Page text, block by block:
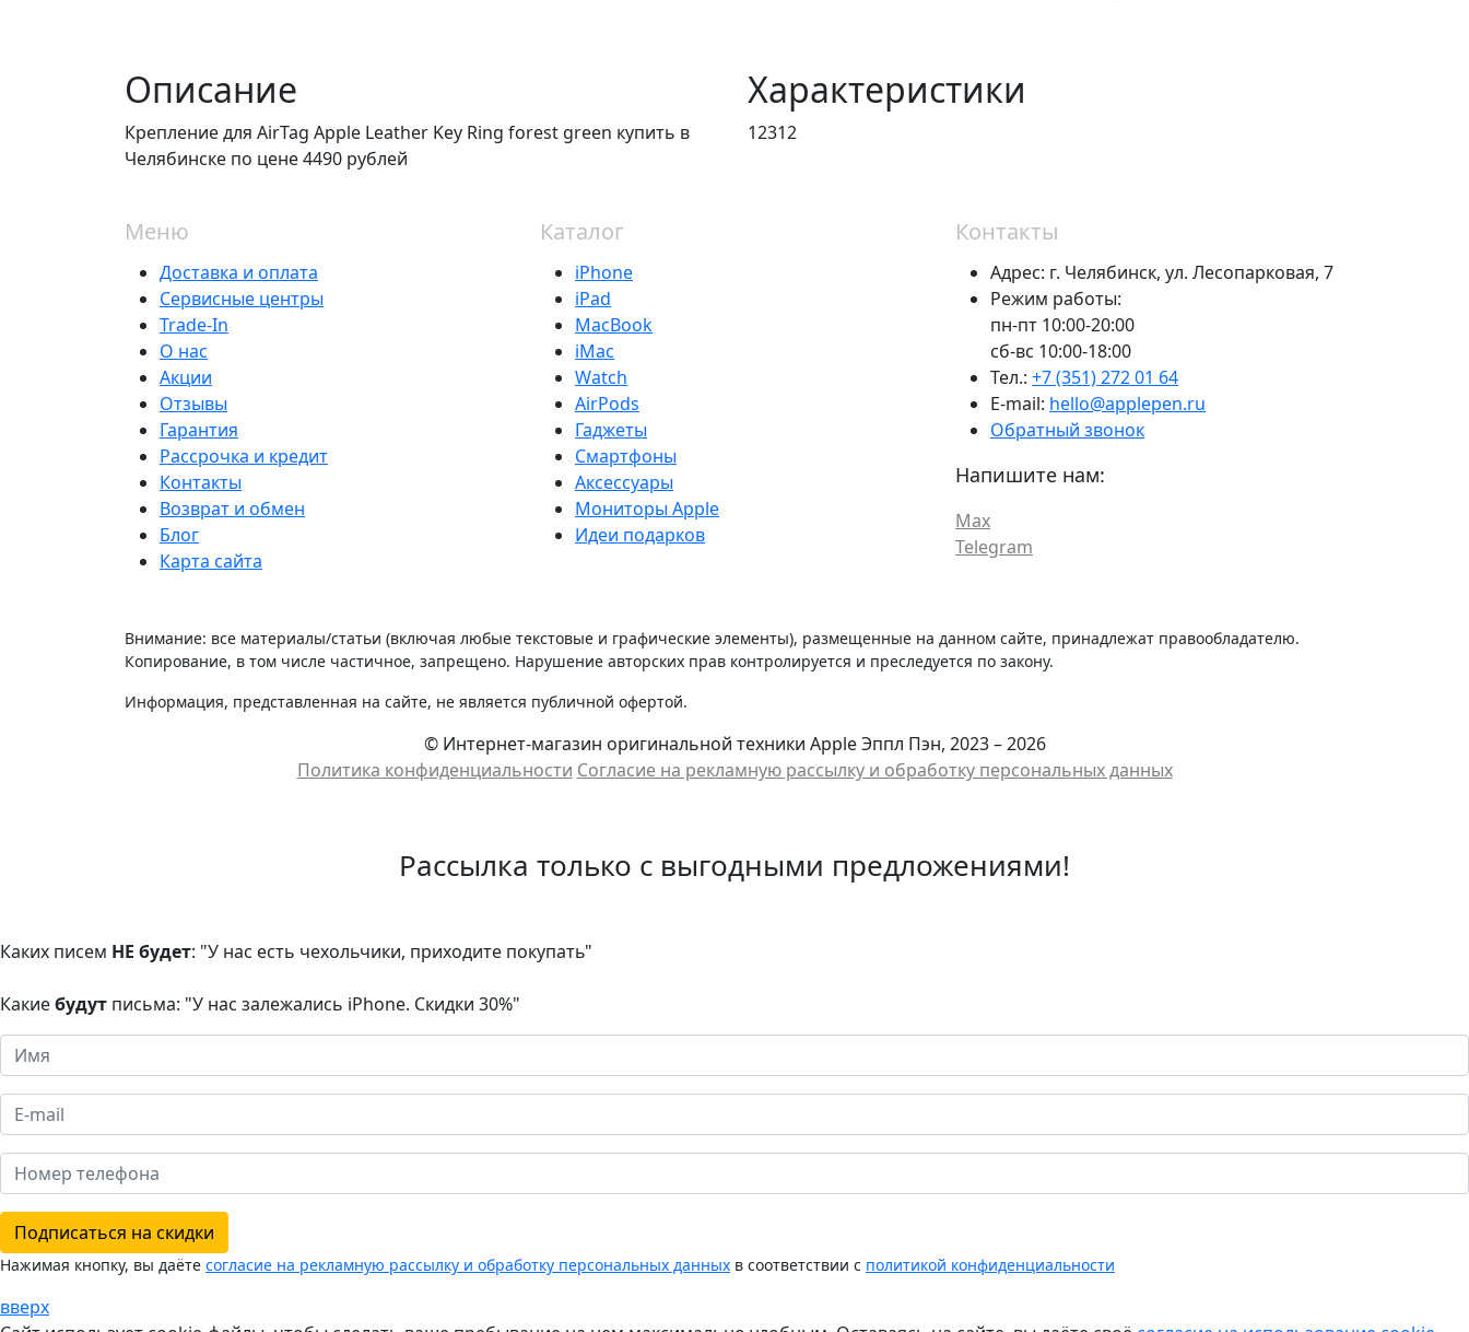
Описание
Крепление для AirTag Apple Leather Key Ring forest green купить в
Челябинске по цене 4490 рублей
Характеристики
12312
Меню
Доставка и оплата
Сервисные центры
Trade-In
О нас
Акции
Отзывы
Гарантия
Рассрочка и кредит
Контакты
Возврат и обмен
Блог
Карта сайта
Каталог
iPhone
iPad
MacBook
iMac
Watch
AirPods
Гаджеты
Смартфоны
Аксессуары
Мониторы Apple
Идеи подарков
Контакты
Адрес: г. Челябинск, ул. Лесопарковая, 7
Режим работы:
пн-пт 10:00-20:00
сб-вс 10:00-18:00
Тел.: +7 (351) 272 01 64
E-mail: hello@applepen.ru
Обратный звонок
Напишите нам:
Max
Telegram
Внимание: все материалы/статьи (включая любые текстовые и графические элементы), размещенные на данном сайте, принадлежат правообладателю.
Копирование, в том числе частичное, запрещено. Нарушение авторских прав контролируется и преследуется по закону.
Информация, представленная на сайте, не является публичной офертой.
© Интернет-магазин оригинальной техники Apple Эппл Пэн, 2023 – 2026
Политика конфиденциальности Cогласие на рекламную рассылку и обработку персональных данных
Рассылка только с выгодными предложениями!
Каких писем НЕ будет: "У нас есть чехольчики, приходите покупать"
Какиебудут письма: "У нас залежались iPhone. Скидки 30%"
Подписаться на скидки
Нажимая кнопку, вы даёте согласие на рекламную рассылку и обработку персональных данных в соответствии с политикой конфиденциальности
вверх